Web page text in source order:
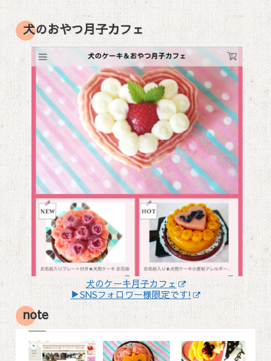
犬のおやつ月子カフェ
犬のケーキ月子カフェ
▶SNSフォロワー様限定です!
note